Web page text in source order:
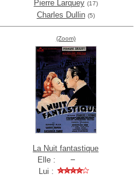
Pierre Larquey (17)
Charles Dullin (5)
(Zoom)
La Nuit fantastique
Elle :
Lui :